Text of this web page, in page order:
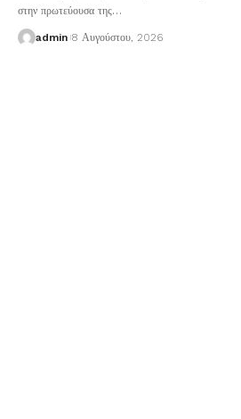
στην πρωτεύουσα της…
admin 8 Αυγούστου, 2026